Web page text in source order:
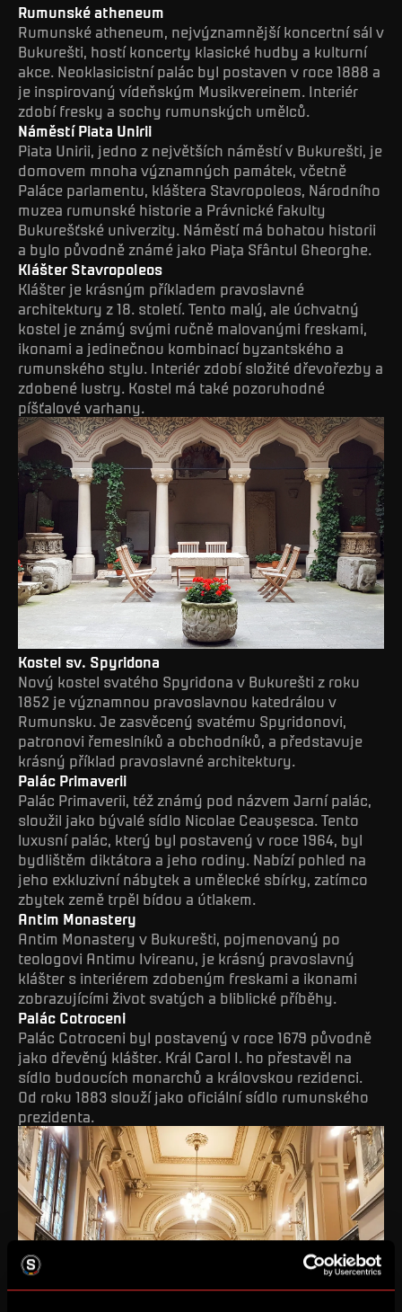
Rumunské atheneum
Rumunské atheneum, nejvýznamnější koncertní sál v
Bukurešti, hostí koncerty klasické hudby a kulturní
akce. Neoklasicistní palác byl postaven v roce 1888 a
je inspirovaný vídeňským Musikvereinem. Interiér
zdobí fresky a sochy rumunských umělců.
Náměstí Piata Unirii
Piata Unirii, jedno z největších náměstí v Bukurešti, je
domovem mnoha významných památek, včetně
Paláce parlamentu, kláštera Stavropoleos, Národního
muzea rumunské historie a Právnické fakulty
Bukurešťské univerzity. Náměstí má bohatou historii
a bylo původně známé jako Piața Sfântul Gheorghe.
Klášter Stavropoleos
Klášter je krásným příkladem pravoslavné
architektury z 18. století. Tento malý, ale úchvatný
kostel je známý svými ručně malovanými freskami,
ikonami a jedinečnou kombinací byzantského a
rumunského stylu. Interiér zdobí složité dřevořezby a
zdobené lustry. Kostel má také pozoruhodné
píšťalové varhany.
Kostel sv. Spyridona
Nový kostel svatého Spyridona v Bukurešti z roku
1852 je významnou pravoslavnou katedrálou v
Rumunsku. Je zasvěcený svatému Spyridonovi,
patronovi řemeslníků a obchodníků, a představuje
krásný příklad pravoslavné architektury.
Palác Primaverii
Palác Primaverii, též známý pod názvem Jarní palác,
sloužil jako bývalé sídlo Nicolae Ceaușesca. Tento
luxusní palác, který byl postavený v roce 1964, byl
bydlištěm diktátora a jeho rodiny. Nabízí pohled na
jeho exkluzivní nábytek a umělecké sbírky, zatímco
zbytek země trpěl bídou a útlakem.
Antim Monastery
Antim Monastery v Bukurešti, pojmenovaný po
teologovi Antimu Ivireanu, je krásný pravoslavný
klášter s interiérem zdobeným freskami a ikonami
zobrazujícími život svatých a bliblické příběhy.
Palác Cotroceni
Palác Cotroceni byl postavený v roce 1679 původně
jako dřevěný klášter. Král Carol I. ho přestavěl na
sídlo budoucích monarchů a královskou rezidenci.
Od roku 1883 slouží jako oficiální sídlo rumunského
prezidenta.